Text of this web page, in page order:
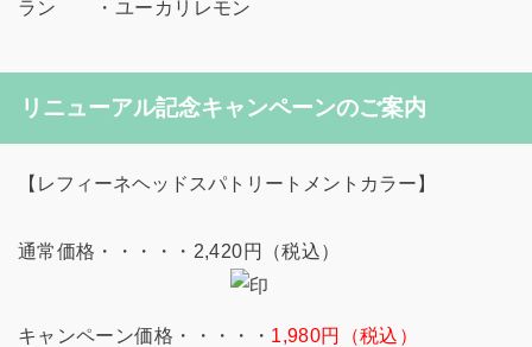
ラン ・ユーカリレモン
リニューアル記念キャンペーンのご案内
【レフィーネヘッドスパトリートメントカラー】
通常価格・・・・・2,420円（税込）
キャンペーン価格・・・・・ 1,980円（税込）